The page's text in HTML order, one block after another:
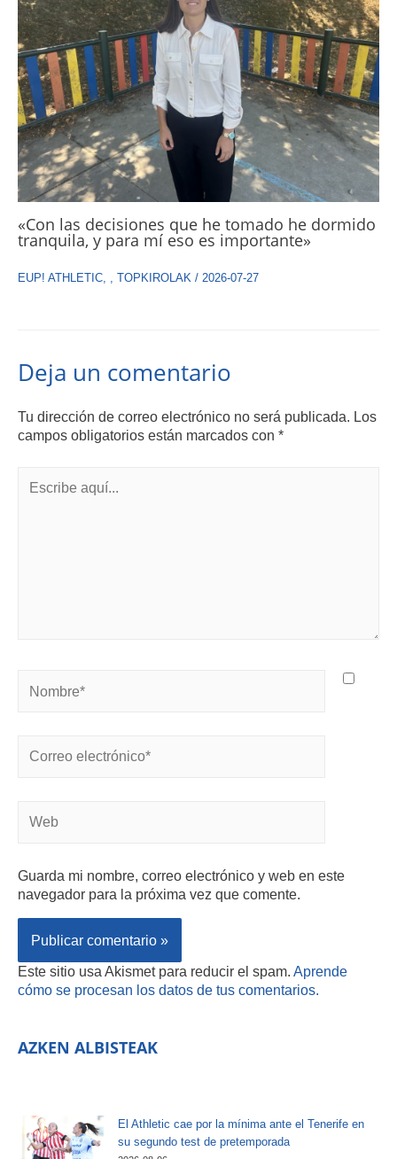
«Con las decisiones que he tomado he dormido
tranquila, y para mí eso es importante»
EUP! ATHLETIC TOPKIROLAK / 2026-07-27
Deja un comentario
Tu dirección de correo electrónico no será publicada. Los
campos obligatorios están marcados con *
Guarda mi nombre, correo electrónico y web en este
navegador para la próxima vez que comente.
Este sitio usa Akismet para reducir el spam. Aprende
cómo se procesan los datos de tus comentarios.
AZKEN ALBISTEAK
El Athletic cae por la mínima ante el Tenerife en
su segundo test de pretemporada